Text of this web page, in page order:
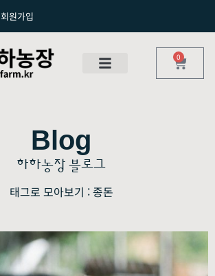
회원가입
0
Blog
하하농장 블로그
태그로 모아보기 : 종돈